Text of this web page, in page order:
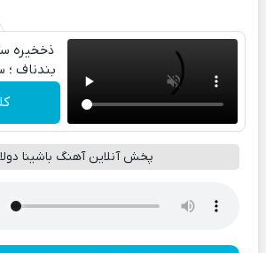
ذخخیره
بندناف ؛
پخش آنلاین آهنگ باشینا